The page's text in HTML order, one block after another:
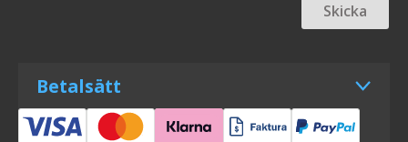
Skicka
Betalsätt